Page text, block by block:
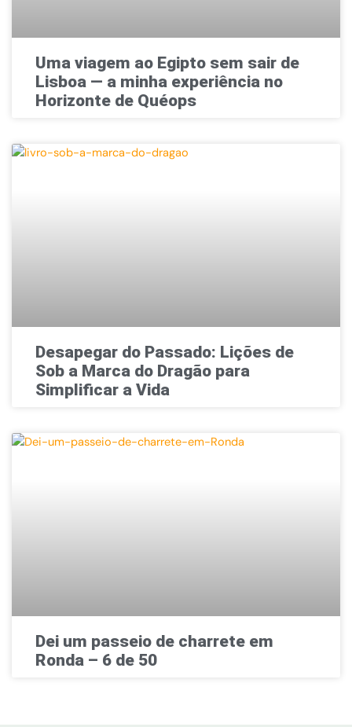
Uma viagem ao Egipto sem sair de
Lisboa — a minha experiência no
Horizonte de Quéops
Desapegar do Passado: Lições de
Sob a Marca do Dragão para
Simplificar a Vida
Dei um passeio de charrete em
Ronda – 6 de 50